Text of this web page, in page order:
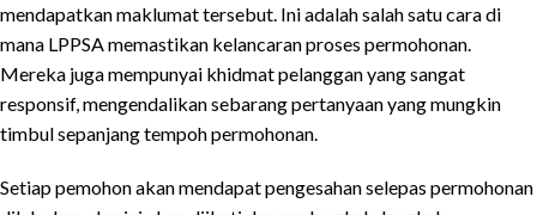
mendapatkan maklumat tersebut. Ini adalah salah satu cara di
mana LPPSA memastikan kelancaran proses permohonan.
Mereka juga mempunyai khidmat pelanggan yang sangat
responsif, mengendalikan sebarang pertanyaan yang mungkin
timbul sepanjang tempoh permohonan.
Setiap pemohon akan mendapat pengesahan selepas permohonan